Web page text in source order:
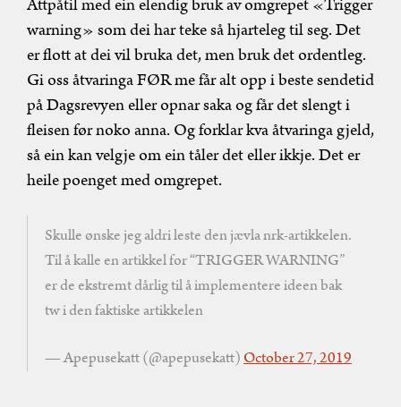
Attpåtil med ein elendig bruk av omgrepet «Trigger
warning» som dei har teke så hjarteleg til seg. Det
er flott at dei vil bruka det, men bruk det ordentleg.
Gi oss åtvaringa FØR me får alt opp i beste sendetid
på Dagsrevyen eller opnar saka og får det slengt i
fleisen før noko anna. Og forklar kva åtvaringa gjeld,
så ein kan velgje om ein tåler det eller ikkje. Det er
heile poenget med omgrepet.
Skulle ønske jeg aldri leste den jævla nrk-artikkelen.
Til å kalle en artikkel for “TRIGGER WARNING”
er de ekstremt dårlig til å implementere ideen bak
tw i den faktiske artikkelen
— Apepusekatt (@apepusekatt)October 27, 2019